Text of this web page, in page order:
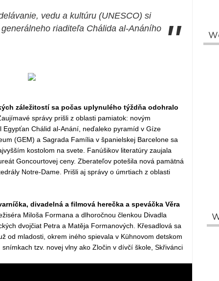
vedu a kultúru (UNESCO) si
riaditeľa Chálida al-Anáního
"
záležitostí sa počas uplynulého týždňa odohralo
správy prišli z oblasti pamiatok: novým
Chálid al-Anání, neďaleko pyramíd v Gíze
(GEM) a Sagrada Família v španielskej Barcelone sa
kostolom na svete. Fanúšikov literatúry zaujala
Goncourtovej ceny. Zberateľov potešila nová pamätná
Notre-Dame. Prišli aj správy o úmrtiach z oblasti
divadelná a filmová herečka a speváčka Věra
Miloša Formana a dlhoročnou členkou Divadla
dvojčiat Petra a Matěja Formanových. Křesadlová sa
od mladosti, okrem iného spievala v Kühnovom detskom
tzv. novej vlny ako Zločin v dívčí škole, Skřivánci